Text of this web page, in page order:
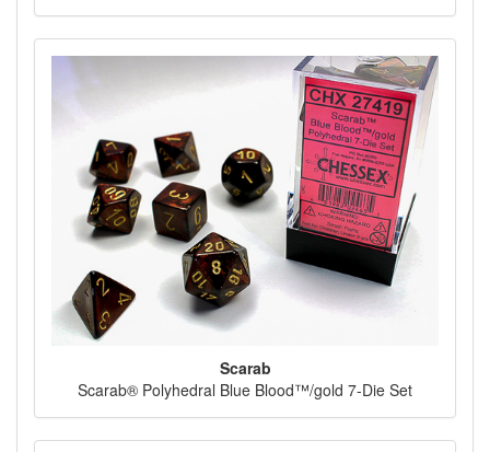
Scarab
Scarab® Polyhedral Blue Blood™/gold 7-Die Set